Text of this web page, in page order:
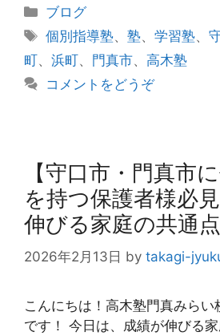
カ
テ
リ
ー
ブログ
タ
グ
個別指導塾、塾、学習塾、
町、 浜町、 門真市、 高木塾
コメントをどうぞ
【守口市・門真市
を持つ保護者様必
伸びる家庭の共通
2026年2月13日 by takagi-
こんにちは！高木塾門真みら
です！ 今日は、成績が伸びる